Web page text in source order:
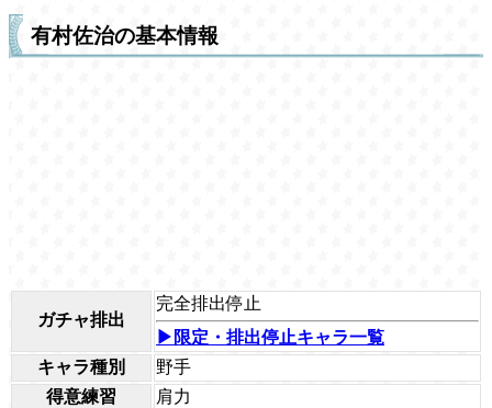
有村佐治の基本情報
ガチャ排出
完全排出停止
▶限定・排出停止キャラ一覧
キャラ種別
野手
得意練習
肩力